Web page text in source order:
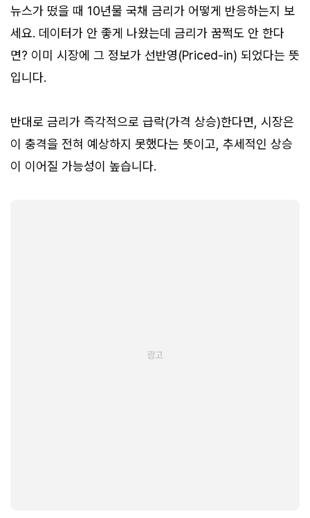
뉴스가 떴을 때 10년물 국채 금리가 어떻게 반응하는지 보
세요. 데이터가 안 좋게 나왔는데 금리가 꿈쩍도 안 한다
면? 이미 시장에 그 정보가 선반영(Priced-in) 되었다는 뜻
입니다.
반대로 금리가 즉각적으로 급락(가격 상승)한다면, 시장은
이 충격을 전혀 예상하지 못했다는 뜻이고, 추세적인 상승
이 이어질 가능성이 높습니다.